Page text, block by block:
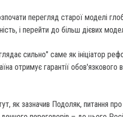
перегляд старої моделі
і перейти до більш дієвих
сильно" саме як ініціатор
отримує гарантії обов'язкового
як зазначив Подоляк, питання про